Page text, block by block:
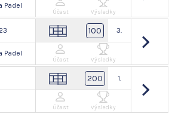
Padel
Účast Výsledky
Padel
100 3.
Účast Výsledky
200 1.
Účast Výsledky